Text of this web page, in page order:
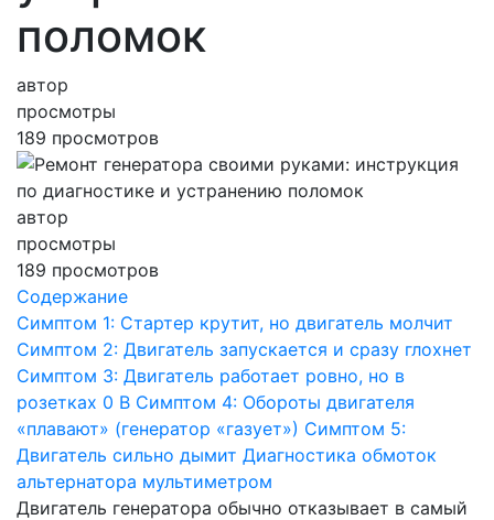
поломок
автор
просмотры
189 просмотров
автор
просмотры
189 просмотров
Содержание
Симптом 1: Стартер крутит, но двигатель молчит
Симптом 2: Двигатель запускается и сразу глохнет
Симптом 3: Двигатель работает ровно, но в
розетках 0 В Симптом 4: Обороты двигателя
«плавают» (генератор «газует») Симптом 5:
Двигатель сильно дымит Диагностика обмоток
альтернатора мультиметром
Двигатель генератора обычно отказывает в самый